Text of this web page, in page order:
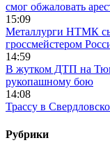
смог обжаловать
15:09
Металлурги НТМК
гроссмейстером
14:59
В жутком ДТП на
рукопашному бою
14:08
Трассу в
Рубрики